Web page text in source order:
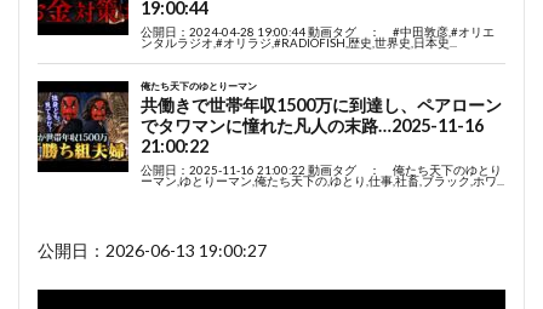
公開日：2026-06-13 19:00:27